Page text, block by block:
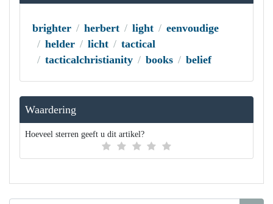
brighter herbert light
eenvoudige
helder
licht
tactical
tacticalchristianity
books belief
Waardering
Hoeveel sterren geeft u dit artikel?